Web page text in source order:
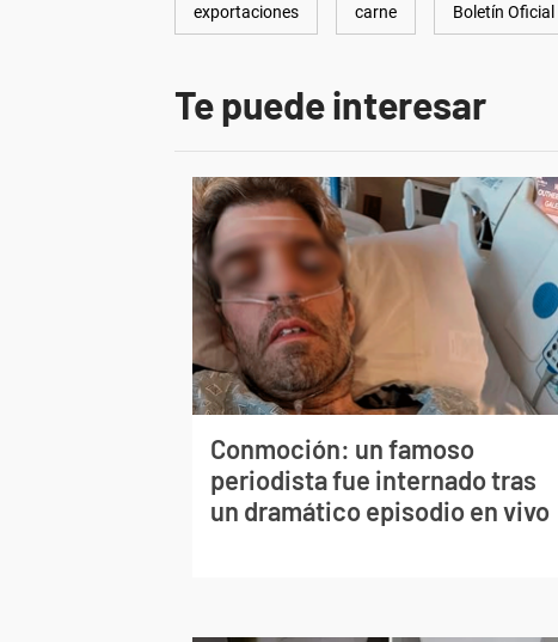
exportaciones carne Boletín Oficial
Te puede interesar
Conmoción: un famoso
periodista fue internado tras
un dramático episodio en vivo